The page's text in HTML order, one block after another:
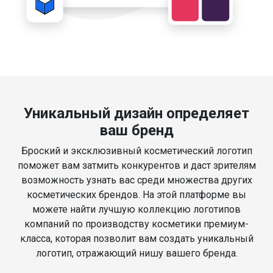
Уникальный дизайн определяет
ваш бренд
Броский и эксклюзивный косметический логотип
поможет вам затмить конкурентов и даст зрителям
возможность узнать вас среди множества других
косметических брендов. На этой платформе вы
можете найти лучшую коллекцию логотипов
компаний по производству косметики премиум-
класса, которая позволит вам создать уникальный
логотип, отражающий нишу вашего бренда.